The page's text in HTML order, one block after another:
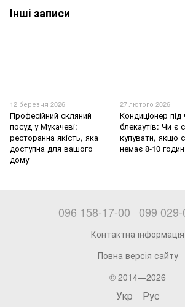
Інші записи
12 березня 2026
Професійний скляний
посуд у Мукачеві:
ресторанна якість, яка
доступна для вашого
дому
27 лютого 2026
Кондиціонер під
блекаутів: Чи є
купувати, якщо
немає 8-10
096 158-17-00 099
Контактна інформація
Повна версія сайту
© 2014—2026
Укр Рус